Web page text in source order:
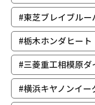
#東芝ブレイブルー
#栃木ホンダヒート
#三菱重工相模原ダ
#横浜キヤノンイー